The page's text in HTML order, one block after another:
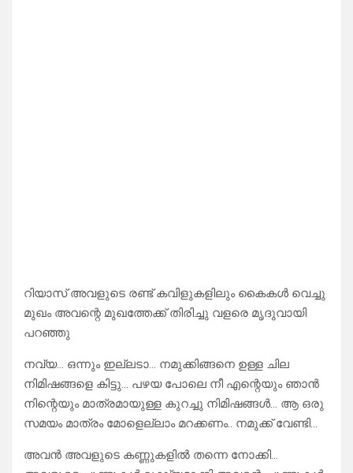
റിയാസ് അവളുടെ രണ്ട് കവിളുകളിലും കൈകൾ വെച്ചു
മുഖം അവന്റെ മുഖത്തേക്ക് തിരിച്ചു വളരെ മൃദുവായി
പറഞ്ഞു
നവ്യ… ഒന്നും ഇല്ലടാ… നമുക്കിങ്ങനെ ഉള്ള ചില
നിമിഷങ്ങളെ കിട്ടു… പഴയ പോലെ നീ എന്റെയും ഞാൻ
നിന്റെയും മാത്രമായുള്ള കുറച്ചു നിമിഷങ്ങൾ… ആ ഒരു
സമയം മാത്രം മോളെല്ലാം മറക്കണം.. നമുക്ക് വേണ്ടി…
അവൻ അവളുടെ കണ്ണുകളിൽ തന്നെ നോക്കി…